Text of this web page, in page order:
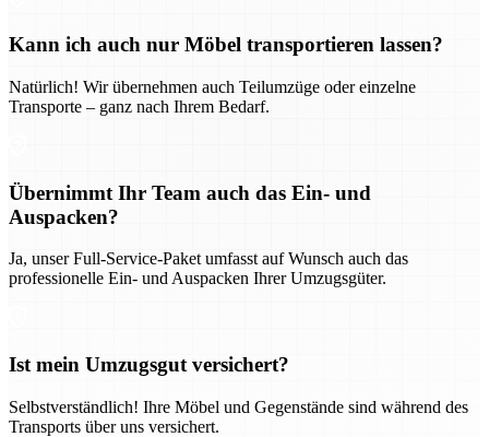
Kann ich auch nur Möbel transportieren lassen?
Natürlich! Wir übernehmen auch Teilumzüge oder einzelne
Transporte – ganz nach Ihrem Bedarf.
Übernimmt Ihr Team auch das Ein- und
Auspacken?
Ja, unser Full-Service-Paket umfasst auf Wunsch auch das
professionelle Ein- und Auspacken Ihrer Umzugsgüter.
Ist mein Umzugsgut versichert?
Selbstverständlich! Ihre Möbel und Gegenstände sind während des
Transports über uns versichert.